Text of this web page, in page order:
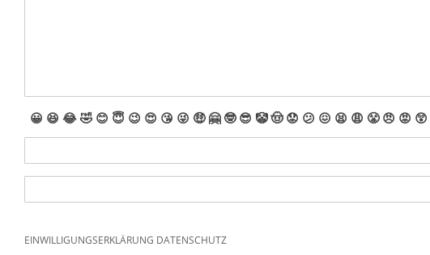
😀 😆 😂🤣 😊 😇 😉 😍 😘 😜 🤑 🤗 🤓 😎 🤡🤠 😟 😕 😖 😫 😩 😤 😠 😡 😲
EINWILLIGUNGSERKLÄRUNG DATENSCHUTZ